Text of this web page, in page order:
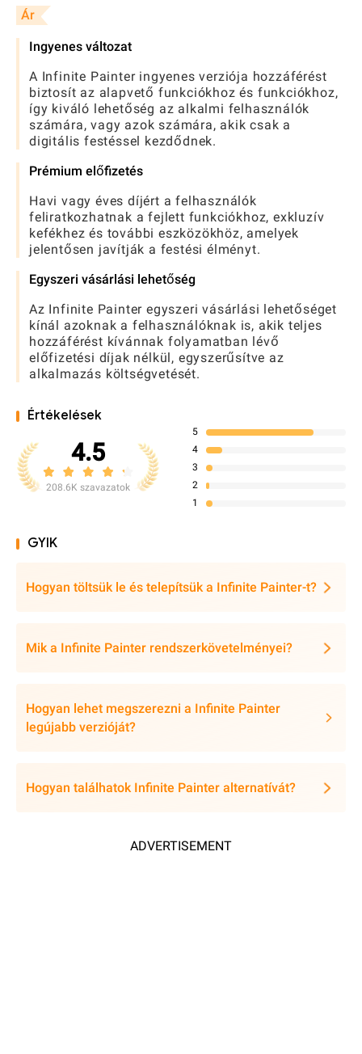
Ár
Ingyenes változat
A Infinite Painter ingyenes verziója hozzáférést
biztosít az alapvető funkciókhoz és funkciókhoz,
így kiváló lehetőség az alkalmi felhasználók
számára, vagy azok számára, akik csak a
digitális festéssel kezdődnek.
Prémium előfizetés
Havi vagy éves díjért a felhasználók
feliratkozhatnak a fejlett funkciókhoz, exkluzív
kefékhez és további eszközökhöz, amelyek
jelentősen javítják a festési élményt.
Egyszeri vásárlási lehetőség
Az Infinite Painter egyszeri vásárlási lehetőséget
kínál azoknak a felhasználóknak is, akik teljes
hozzáférést kívánnak folyamatban lévő
előfizetési díjak nélkül, egyszerűsítve az
alkalmazás költségvetését.
Értékelések
4.5
208.6K szavazatok
5
4
3
2
1
GYIK
Hogyan töltsük le és telepítsük a Infinite Painter-t?
Mik a Infinite Painter rendszerkövetelményei?
Hogyan lehet megszerezni a Infinite Painter
legújabb verzióját?
Hogyan találhatok Infinite Painter alternatívát?
ADVERTISEMENT